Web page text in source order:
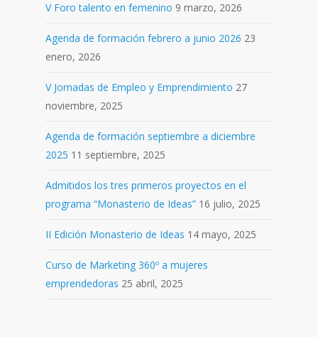
V Foro talento en femenino 9 marzo, 2026
Agenda de formación febrero a junio 2026 23
enero, 2026
V Jornadas de Empleo y Emprendimiento 27
noviembre, 2025
Agenda de formación septiembre a diciembre
2025 11 septiembre, 2025
Admitidos los tres primeros proyectos en el
programa “Monasterio de Ideas” 16 julio, 2025
II Edición Monasterio de Ideas 14 mayo, 2025
Curso de Marketing 360º a mujeres
emprendedoras 25 abril, 2025